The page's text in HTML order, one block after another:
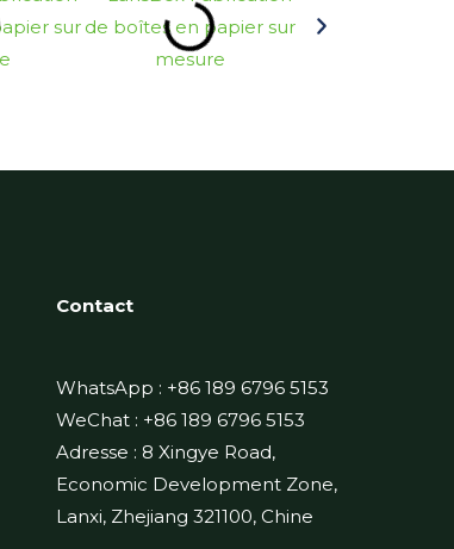
Contact
WhatsApp : +86 189 6796 5153
WeChat : +86 189 6796 5153
Adresse : 8 Xingye Road,
Economic Development Zone,
Lanxi, Zhejiang 321100, Chine